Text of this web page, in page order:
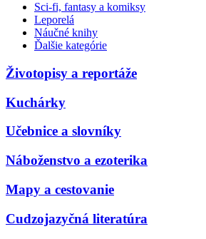
Sci-fi, fantasy a komiksy
Leporelá
Náučné knihy
Ďalšie kategórie
Životopisy a reportáže
Kuchárky
Učebnice a slovníky
Náboženstvo a ezoterika
Mapy a cestovanie
Cudzojazyčná literatúra